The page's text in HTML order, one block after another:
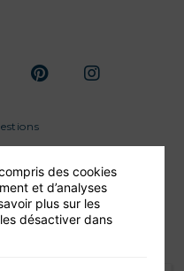
des cookies
et d’analyses
plus sur les
désactiver dans